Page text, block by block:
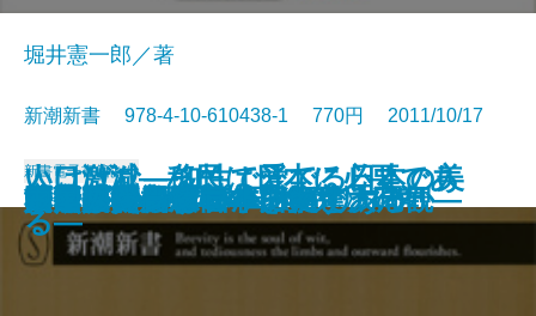
尼さんはつらいよ
問題発言
江戸歌舞伎役者の〈食乱〉日記
「お手本の国」のウソ
テレビ局削減論
いけばな―知性で愛でる日本の美
―
原発賠償の行方
一流選手の親はどこが違うのか
社畜のススメ
ねじれの国、日本
堀井憲一郎／著
新潮新書 978-4-10-610438-1 770円 2011/10/17
新書電子書籍あり
法然親鸞一遍
国民ID制度が日本を救う
リーダーシップ―胆力と大局観―
暴力団
人口激減―移民は日本に必要であ
る―
日本人の美風
文明の災禍
婚活したらすごかった
ウイスキーは日本の酒である
中国のジレンマ 日米のリスク